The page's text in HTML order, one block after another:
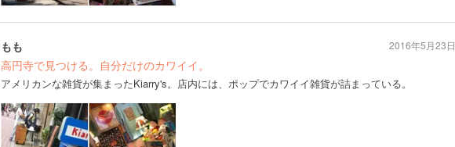
もも
高円寺で見つける。自分だけのカワイイ。
アメリカンな雑貨が集まったKiarry's。店内には、ポップでカワイイ雑貨が詰まっている。
2016年5月23日